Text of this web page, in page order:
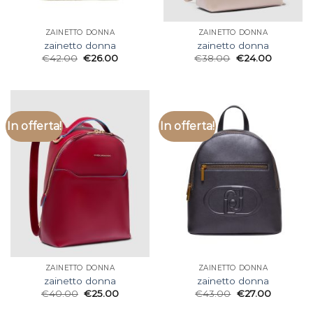
ZAINETTO DONNA
zainetto donna
€42.00 €26.00
ZAINETTO DONNA
zainetto donna
€38.00 €24.00
In offerta!
ZAINETTO DONNA
zainetto donna
€40.00 €25.00
In offerta!
ZAINETTO DONNA
zainetto donna
€43.00 €27.00